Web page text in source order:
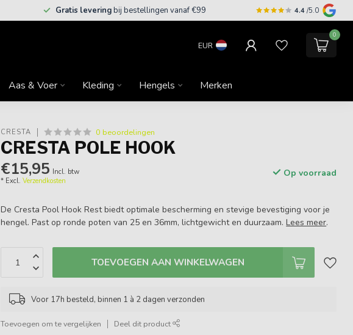
Gratis leveringbij bestellingen vanaf €99 4.4 /5.0
EUR
0
Aas & Voer Kleding Hengels Merken
CRESTA 0 beoordelingen
CRESTA POLE HOOK
€15,95 Incl. btw
* Excl.Verzendkosten
Op voorraad
De Cresta Pool Hook Rest biedt optimale bescherming en stevige bevestiging voor je
hengel. Past op ronde poten van 25 en 36mm, lichtgewicht en duurzaam.Lees meer.
TOEVOEGEN AAN WINKELWAGEN
Voor 17h besteld, binnen 1 à 2 dagen verzonden
Toevoegen om te vergelijken Deel dit product